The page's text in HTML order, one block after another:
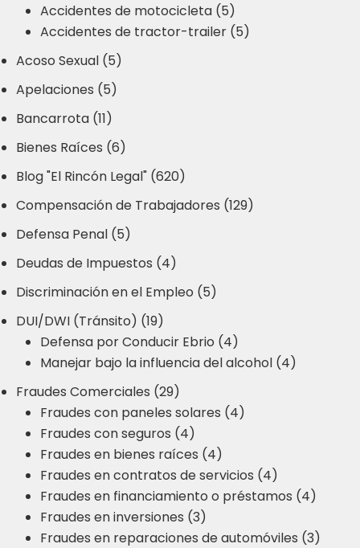
Accidentes de motocicleta (5)
Accidentes de tractor-trailer (5)
Acoso Sexual (5)
Apelaciones (5)
Bancarrota (11)
Bienes Raíces (6)
Blog "El Rincón Legal" (620)
Compensación de Trabajadores (129)
Defensa Penal (5)
Deudas de Impuestos (4)
Discriminación en el Empleo (5)
DUI/DWI (Tránsito) (19)
Defensa por Conducir Ebrio (4)
Manejar bajo la influencia del alcohol (4)
Fraudes Comerciales (29)
Fraudes con paneles solares (4)
Fraudes con seguros (4)
Fraudes en bienes raíces (4)
Fraudes en contratos de servicios (4)
Fraudes en financiamiento o préstamos (4)
Fraudes en inversiones (3)
Fraudes en reparaciones de automóviles (3)